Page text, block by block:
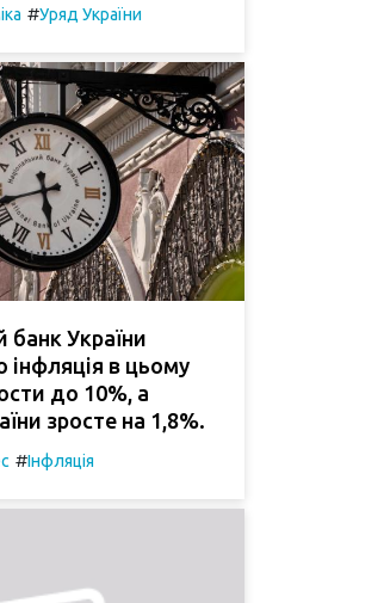
#Уряд України
банк України
інфляція в цьому
до 10%, а
зросте на 1,8%.
#Інфляція